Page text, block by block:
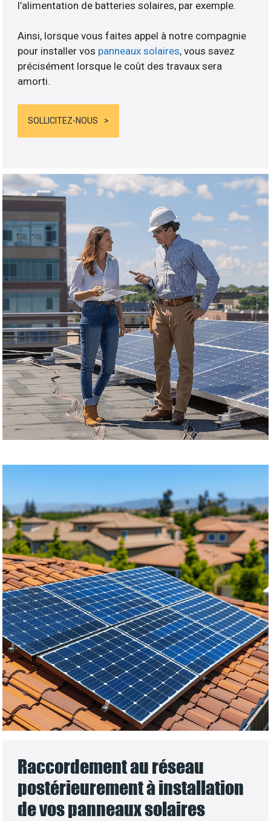
l’alimentation de batteries solaires, par exemple.
Ainsi, lorsque vous faites appel à notre compagnie
pour installer vos panneaux solaires, vous savez
précisément lorsque le coût des travaux sera
amorti.
SOLLICITEZ-NOUS
Raccordement au réseau
postérieurement à installation
de vos panneaux solaires